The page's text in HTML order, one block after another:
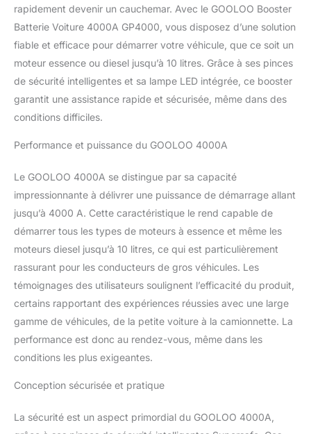
rapidement devenir un cauchemar. Avec le GOOLOO Booster
Batterie Voiture 4000A GP4000, vous disposez d’une solution
fiable et efficace pour démarrer votre véhicule, que ce soit un
moteur essence ou diesel jusqu’à 10 litres. Grâce à ses pinces
de sécurité intelligentes et sa lampe LED intégrée, ce booster
garantit une assistance rapide et sécurisée, même dans des
conditions difficiles.
Performance et puissance du GOOLOO 4000A
Le GOOLOO 4000A se distingue par sa capacité
impressionnante à délivrer une puissance de démarrage allant
jusqu’à 4000 A. Cette caractéristique le rend capable de
démarrer tous les types de moteurs à essence et même les
moteurs diesel jusqu’à 10 litres, ce qui est particulièrement
rassurant pour les conducteurs de gros véhicules. Les
témoignages des utilisateurs soulignent l’efficacité du produit,
certains rapportant des expériences réussies avec une large
gamme de véhicules, de la petite voiture à la camionnette. La
performance est donc au rendez-vous, même dans les
conditions les plus exigeantes.
Conception sécurisée et pratique
La sécurité est un aspect primordial du GOOLOO 4000A,